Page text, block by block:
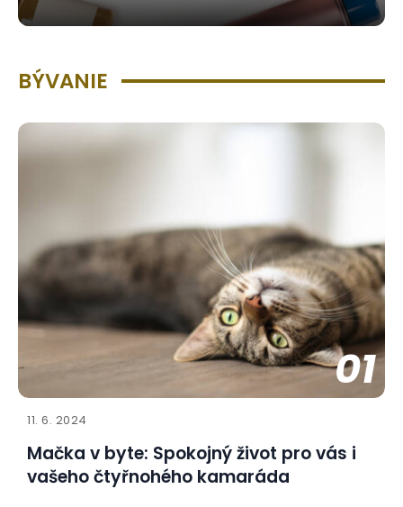
BÝVANIE
01
11. 6. 2024
Mačka v byte: Spokojný život pro vás i
vašeho čtyřnohého kamaráda